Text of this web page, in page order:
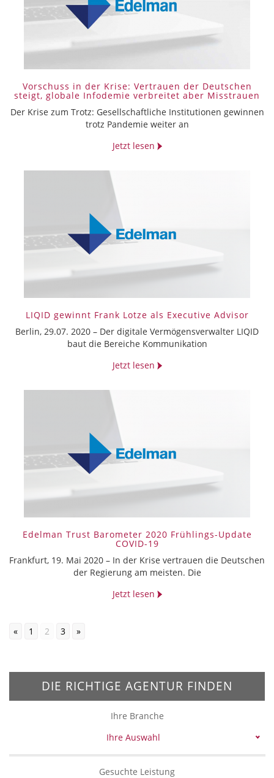
Vorschuss in der Krise: Vertrauen der Deutschen
steigt, globale Infodemie verbreitet aber Misstrauen
Der Krise zum Trotz: Gesellschaftliche Institutionen gewinnen
trotz Pandemie weiter an
Jetzt lesen
LIQID gewinnt Frank Lotze als Executive Advisor
Berlin, 29.07. 2020 – Der digitale Vermögensverwalter LIQID
baut die Bereiche Kommunikation
Jetzt lesen
Edelman Trust Barometer 2020 Frühlings-Update
COVID-19
Frankfurt, 19. Mai 2020 – In der Krise vertrauen die Deutschen
der Regierung am meisten. Die
Jetzt lesen
« 1 2 3 »
DIE RICHTIGE AGENTUR FINDEN
Ihre Branche
Ihre Auswahl
Gesuchte Leistung